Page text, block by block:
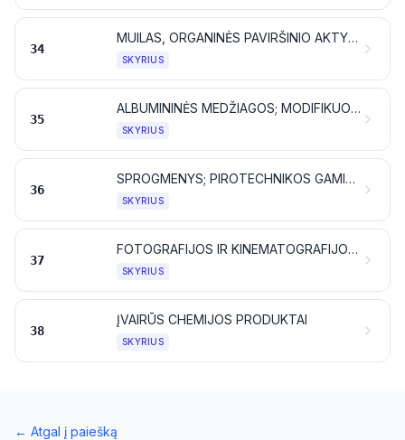
34
MUILAS, ORGANINĖS PAVIRŠINIO AKTYVUMO MEDŽIAGOS, SKALBIKLIAI, TEPIMO PRIEMONĖS, DIRBTINIAI VAŠKAI, PARUOŠTI VAŠKAI, BLIZGINIMO ARBA ŠVEITIMO PRIEMONĖS, ŽVAKĖS IR PANAŠŪS DIRBINIAI, MODELIAVIMO PASTOS, STOMATOLOGINIAI VAŠKAI, TAIP PAT STOMATOLOGIJOS PREPARATAI, DAUGIAUSIA IŠ GIPSO
SKYRIUS
35
ALBUMININĖS MEDŽIAGOS; MODIFIKUOTI KRAKMOLAI; KLIJAI; FERMENTAI (ENZIMAI)
SKYRIUS
36
SPROGMENYS; PIROTECHNIKOS GAMINIAI; DEGTUKAI; PIROFORINIAI LYDINIAI; TAM TIKROS DEGIOSIOS MEDŽIAGOS
SKYRIUS
37
FOTOGRAFIJOS IR KINEMATOGRAFIJOS PREKĖS
SKYRIUS
38
ĮVAIRŪS CHEMIJOS PRODUKTAI
SKYRIUS
← Atgal į paiešką